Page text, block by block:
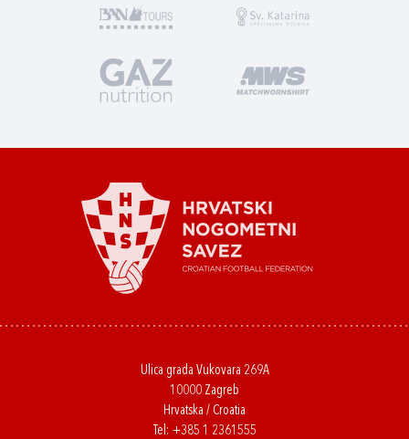
Ulica grada Vukovara 269A
10000 Zagreb
Hrvatska / Croatia
Tel: +385 1 2361555